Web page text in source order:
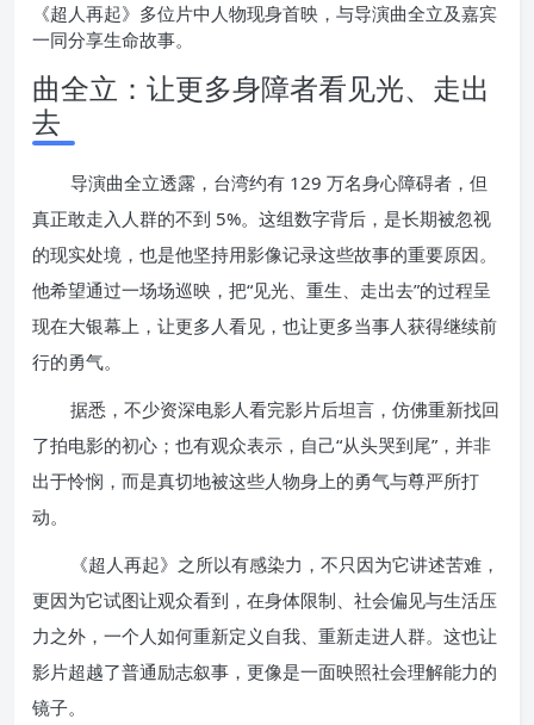
《超人再起》多位片中人物现身首映，与导演曲全立及嘉宾
一同分享生命故事。
曲全立：让更多身障者看见光、走出
去
导演曲全立透露，台湾约有 129 万名身心障碍者，但
真正敢走入人群的不到 5%。这组数字背后，是长期被忽视
的现实处境，也是他坚持用影像记录这些故事的重要原因。
他希望通过一场场巡映，把“见光、重生、走出去”的过程呈
现在大银幕上，让更多人看见，也让更多当事人获得继续前
行的勇气。
据悉，不少资深电影人看完影片后坦言，仿佛重新找回
了拍电影的初心；也有观众表示，自己“从头哭到尾”，并非
出于怜悯，而是真切地被这些人物身上的勇气与尊严所打
动。
《超人再起》之所以有感染力，不只因为它讲述苦难，
更因为它试图让观众看到，在身体限制、社会偏见与生活压
力之外，一个人如何重新定义自我、重新走进人群。这也让
影片超越了普通励志叙事，更像是一面映照社会理解能力的
镜子。